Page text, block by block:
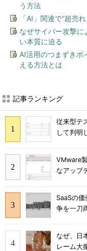
う方法
「AI」関連で“超売
なぜサイバー攻撃に
い本質に迫る
AI活用のつまずきポ
える方法とは
記事ランキング
従来型テ
して判明
VMware
なアップ
SaaSの
争を一刀
なぜ、日
レーム大